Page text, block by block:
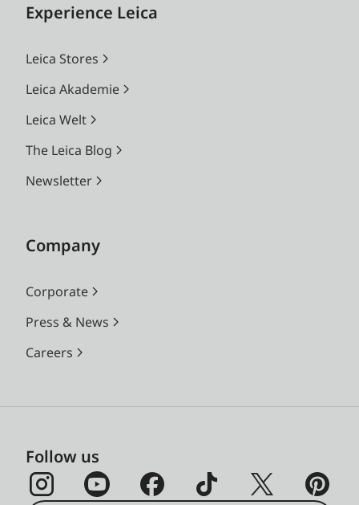
Experience Leica
Leica Stores
Leica Akademie
Leica Welt
The Leica Blog
Newsletter
Company
Corporate
Press & News
Careers
Follow us